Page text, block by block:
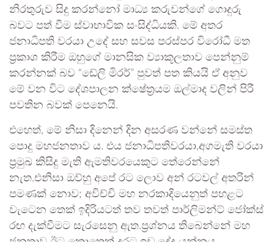
නිරතුරුව සිදු කරන්නෝ මාධ්‍ය කරුවන්ගේ ගොදුරු
බවට පත් වීම ස්වාභාවික සංසිද්ධියකි. මේ අතර
ජනාධිපති වරයා උදේ සහ සවස පරස්පර විරෝධී මත
ප්‍රකාශ කිරීම ඔහුගේ මානසික ව්‍යාකූලතාව පෙන්නුම්
කරන්නක් බව “ඩේලි මිරර්” පුවත් පත කියයි ඒ අනුව
මේ වන විට දේශපාලන ක්ෂේත්‍රයම ඔල්මාද වලින් පිරී
පවතින බවක් පෙනෙයි.
එහෙත්, මේ නිසා දිනෙන් දින අසරණ වන්නේ සමස්ත
පොදු මහජනතාව ය. එය ජනාධිපතිවරයා,අගමැති වරයා
ප්‍රමුඛ කිසිදු මැති ඇමතිවරයෙකුට තේරෙන්නේ
නැත.එනිසා ඔව්හු අපේ රට ලොව අන් රටවල් අතරින්
පමණක් නොව; අවිච්චි මහ නරකාදියෙනුත් පහළට
වැටෙන තෙක් ඉදිරියටත් තව තවත් පාර්ලිමන්ට් ජෝක්ස්
රඟ දැක්වීමට සැරසෙනු ඇත.ප්‍රශ්නය තිබෙන්නේ මහ